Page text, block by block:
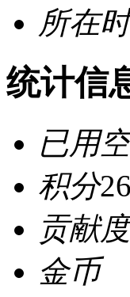
所在
统计信
已用
积分26
贡献度
金币